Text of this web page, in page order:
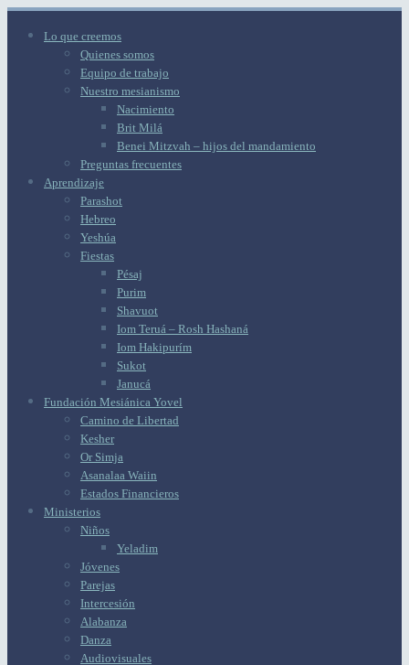
Lo que creemos
Quienes somos
Equipo de trabajo
Nuestro mesianismo
Nacimiento
Brit Milá
Benei Mitzvah – hijos del mandamiento
Preguntas frecuentes
Aprendizaje
Parashot
Hebreo
Yeshúa
Fiestas
Pésaj
Purim
Shavuot
Iom Teruá – Rosh Hashaná
Iom Hakipurím
Sukot
Janucá
Fundación Mesiánica Yovel
Camino de Libertad
Kesher
Or Simja
Asanalaa Waiin
Estados Financieros
Ministerios
Niños
Yeladim
Jóvenes
Parejas
Intercesión
Alabanza
Danza
Audiovisuales